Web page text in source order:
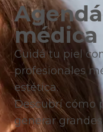
Cuidá tu piel
profesionales
estética.
Descubrí cómo
generar